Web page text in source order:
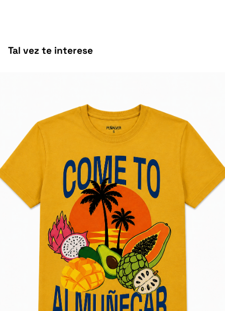
Tal vez te interese